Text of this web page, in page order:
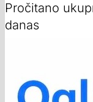
Pročitano
danas